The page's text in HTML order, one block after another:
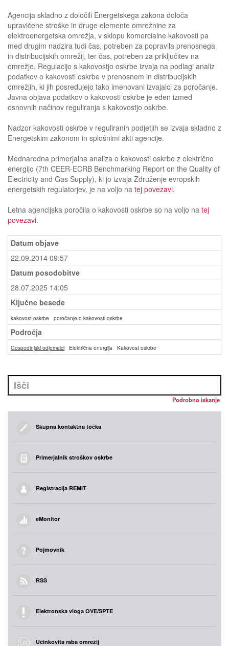
Agencija skladno z določili Energetskega zakona določa
upravičene stroške in druge elemente omrežnine za
elektroenergetska omrežja, v sklopu komercialne kakovosti pa
med drugim nadzira tudi čas, potreben za popravila prenosnega
in distribucijskih omrežij, ter čas, potreben za priključitev na
omrežje. Regulacijo s kakovostjo oskrbe izvaja na podlagi analiz
podatkov o kakovosti oskrbe v prenosnem in distribucijskih
omrežjih, ki jih posredujejo tako imenovani izvajalci za poročanje.
Javna objava podatkov o kakovosti oskrbe je eden izmed
osnovnih načinov reguliranja s kakovostjo oskrbe.
Nadzor kakovosti oskrbe v reguliranih podjetjih se izvaja skladno z
Energetskim zakonom in splošnimi akti agencije.
Mednarodna primerjalna analiza o kakovosti oskrbe z električno
energijo (7th CEER-ECRB Benchmarking Report on the Quality of
Electricity and Gas Supply), ki jo izvaja Združenje evropskih
energetskih regulatorjev, je na voljo na tej povezavi.
Letna agencijska poročila o kakovosti oskrbe so na voljo na tej
povezavi.
Datum objave
22.09.2014 09:57
Datum posodobitve
28.07.2025 14:05
Ključne besede
kakovost oskrbe poročanje o kakovosti oskrbe
Področja
Gospodinjski odjemalci Električna energija Kakovost oskrbe
Podrobno iskanje
Skupna kontaktna točka
Primerjalnik stroškov oskrbe
Registracija REMIT
eMonitor
Pojmovnik
RSS
Elektronska vloga OVE/SPTE
Učinkovita raba omrežij